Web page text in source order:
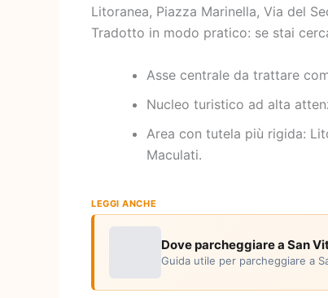
Litoranea, Piazza Marinella, Via del
Tradotto in modo pratico: se stai
Asse centrale da trattare
Nucleo turistico ad alta
Area con tutela più rigida:
Maculati.
LEGGI ANCHE
Dove parcheggiare a San
Guida utile per parcheggiare a